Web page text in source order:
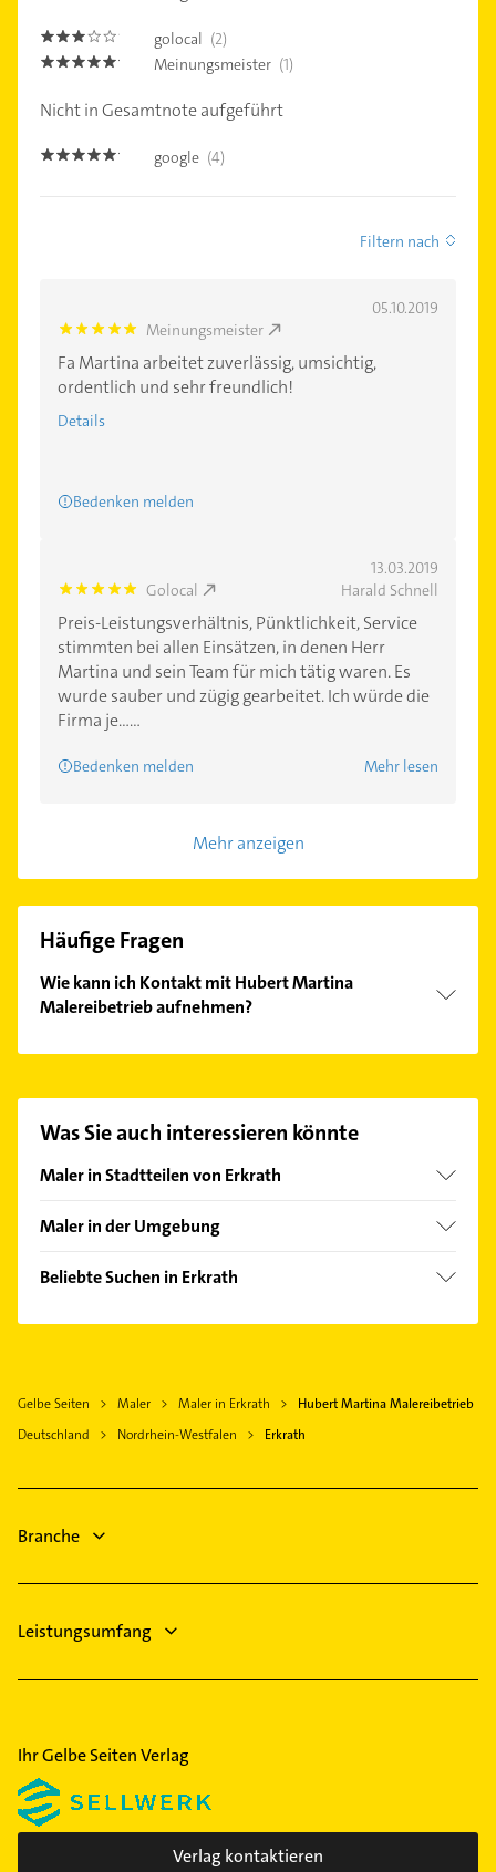
3.0 golocal (2)
5.0 Meinungsmeister (1)
Nicht in Gesamtnote aufgeführt
5.0 google (4)
Filtern nach
05.10.2019
5.0 Meinungsmeister
Fa Martina arbeitet zuverlässig, umsichtig,
ordentlich und sehr freundlich!
Details
Bedenken melden
13.03.2019
5.0 Golocal Harald Schnell
Preis-Leistungsverhältnis, Pünktlichkeit, Service
stimmten bei allen Einsätzen, in denen Herr
Martina und sein Team für mich tätig waren. Es
wurde sauber und zügig gearbeitet. Ich würde die
Firma je......
Bedenken melden Mehr lesen
Mehr anzeigen
Häufige Fragen
Wie kann ich Kontakt mit Hubert Martina
Malereibetrieb aufnehmen?
Hier finden Sie alleKontaktdaten
Was Sie auch interessieren könnte
Maler in Stadtteilen von Erkrath
Hochdahl
Maler in der Umgebung
Hilden
Düsseldorf
Langenfeld (Rheinland)
Neuss
Beliebte Suchen in Erkrath
Physiotherapie
Krankengymnastik
Elektroinstallation
Gelbe Seiten Maler Maler in Erkrath
Hubert Martina Malereibetrieb
Deutschland
Nordrhein-Westfalen Erkrath
Branche
Leistungsumfang
Ihr Gelbe Seiten Verlag
Verlag kontaktieren